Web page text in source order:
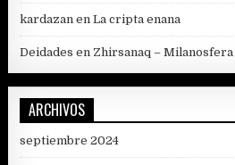
kardazan enLa cripta enana
Deidades en Zhirsanaq – Milanosfera
ARCHIVOS
septiembre 2024